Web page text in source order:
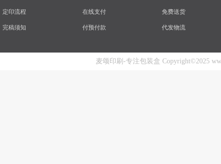
定印流程
完稿须知
在线支付
付预付款
免费送货
代发物流
麦颂印刷-专注包装盒 Copyright©2025